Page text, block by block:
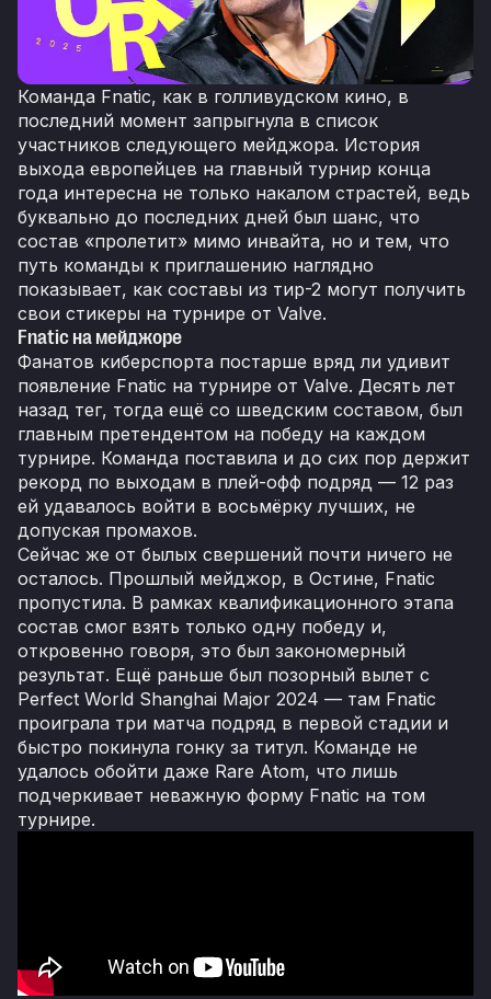
Команда Fnatic, как в голливудском кино, в
последний момент запрыгнула в список
участников следующего мейджора. История
выхода европейцев на главный турнир конца
года интересна не только накалом страстей, ведь
буквально до последних дней был шанс, что
состав «пролетит» мимо инвайта, но и тем, что
путь команды к приглашению наглядно
показывает, как составы из тир-2 могут получить
свои стикеры на турнире от Valve.
Fnatic на мейджоре
Фанатов киберспорта постарше вряд ли удивит
появление Fnatic на турнире от Valve. Десять лет
назад тег, тогда ещё со шведским составом, был
главным претендентом на победу на каждом
турнире. Команда поставила и до сих пор держит
рекорд по выходам в плей-офф подряд — 12 раз
ей удавалось войти в восьмёрку лучших, не
допуская промахов.
Сейчас же от былых свершений почти ничего не
осталось. Прошлый мейджор, в Остине, Fnatic
пропустила. В рамках квалификационного этапа
состав смог взять только одну победу и,
откровенно говоря, это был закономерный
результат. Ещё раньше был позорный вылет с
Perfect World Shanghai Major 2024 — там Fnatic
проиграла три матча подряд в первой стадии и
быстро покинула гонку за титул. Команде не
удалось обойти даже Rare Atom, что лишь
подчеркивает неважную форму Fnatic на том
турнире.